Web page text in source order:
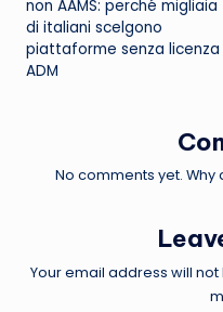
non AAMS: perché migliaia
di italiani scelgono
piattaforme senza licenza
ADM
No comments yet. Why
Your email address will